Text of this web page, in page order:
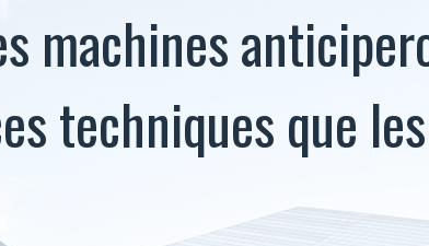
machines
techniques que